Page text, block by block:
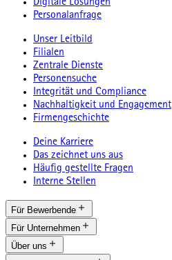
Digitale Lösungen
Personalanfrage
Unser Leitbild
Filialen
Zentrale Dienste
Personensuche
Integrität und Compliance
Nachhaltigkeit und Engagement
Firmengeschichte
Deine Karriere
Das zeichnet uns aus
Häufig gestellte Fragen
Interne Stellen
Für Bewerbende
Für Unternehmen
Über uns